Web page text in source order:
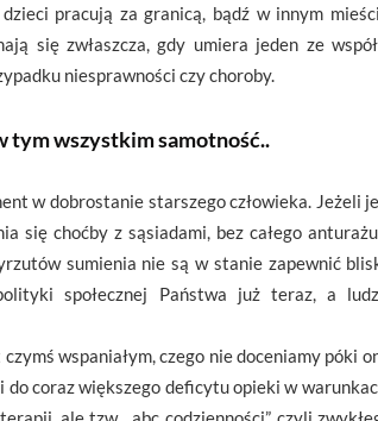
pracują za granicą, bądź w innym
się zwłaszcza, gdy umiera jeden ze
niesprawności czy choroby.
tym wszystkim samotność..
w dobrostanie starszego człowieka. Jeżeli
się choćby z sąsiadami, bez całego
sumienia nie są w stanie zapewnić
społecznej Państwa już teraz, a
wspaniałym, czego nie doceniamy póki
coraz większego deficytu opieki w